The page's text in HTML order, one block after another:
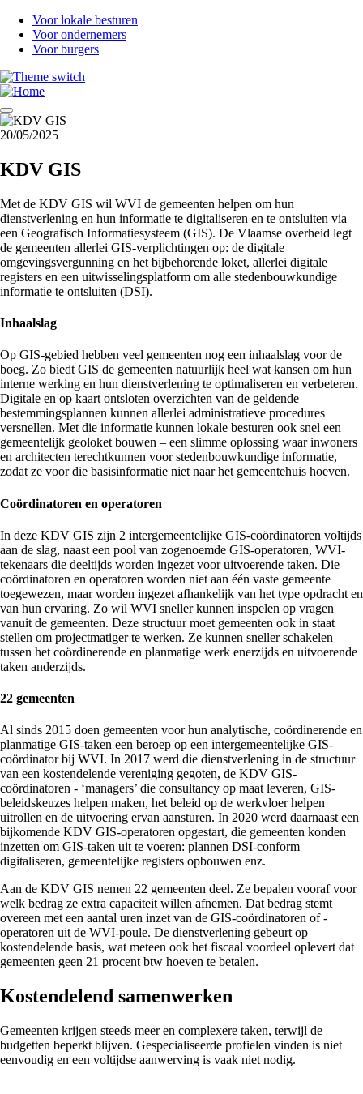
Overslaan
naar
inhoud
gaan
Voor lokale besturen
Voor ondernemers
Voor burgers
20/05/2025
KDV GIS
Met de KDV GIS wil WVI de gemeenten helpen om hun
dienstverlening en hun informatie te digitaliseren en te ontsluiten via
een Geografisch Informatiesysteem (GIS). De Vlaamse overheid legt
de gemeenten allerlei GIS-verplichtingen op: de digitale
omgevingsvergunning en het bijbehorende loket, allerlei digitale
registers en een uitwisselingsplatform om alle stedenbouwkundige
informatie te ontsluiten (DSI).
Inhaalslag
Op GIS-gebied hebben veel gemeenten nog een inhaalslag voor de
boeg. Zo biedt GIS de gemeenten natuurlijk heel wat kansen om hun
interne werking en hun dienstverlening te optimaliseren en verbeteren.
Digitale en op kaart ontsloten overzichten van de geldende
bestemmingsplannen kunnen allerlei administratieve procedures
versnellen. Met die informatie kunnen lokale besturen ook snel een
gemeentelijk geoloket bouwen – een slimme oplossing waar inwoners
en architecten terechtkunnen voor stedenbouwkundige informatie,
zodat ze voor die basisinformatie niet naar het gemeentehuis hoeven.
Coördinatoren en operatoren
In deze KDV GIS zijn 2 intergemeentelijke GIS-coördinatoren voltijds
aan de slag, naast een pool van zogenoemde GIS-operatoren, WVI-
tekenaars die deeltijds worden ingezet voor uitvoerende taken. Die
coördinatoren en operatoren worden niet aan één vaste gemeente
toegewezen, maar worden ingezet afhankelijk van het type opdracht en
van hun ervaring. Zo wil WVI sneller kunnen inspelen op vragen
vanuit de gemeenten. Deze structuur moet gemeenten ook in staat
stellen om projectmatiger te werken. Ze kunnen sneller schakelen
tussen het coördinerende en planmatige werk enerzijds en uitvoerende
taken anderzijds.
22 gemeenten
Al sinds 2015 doen gemeenten voor hun analytische, coördinerende en
planmatige GIS-taken een beroep op een intergemeentelijke GIS-
coördinator bij WVI. In 2017 werd die dienstverlening in de structuur
van een kostendelende vereniging gegoten, de KDV GIS-
coördinatoren - ‘managers’ die consultancy op maat leveren, GIS-
beleidskeuzes helpen maken, het beleid op de werkvloer helpen
uitrollen en de uitvoering ervan aansturen. In 2020 werd daarnaast een
bijkomende KDV GIS-operatoren opgestart, die gemeenten konden
inzetten om GIS-taken uit te voeren: plannen DSI-conform
digitaliseren, gemeentelijke registers opbouwen enz.
Aan de KDV GIS nemen 22 gemeenten deel. Ze bepalen vooraf voor
welk bedrag ze extra capaciteit willen afnemen. Dat bedrag stemt
overeen met een aantal uren inzet van de GIS-coördinatoren of -
operatoren uit de WVI-poule. De dienstverlening gebeurt op
kostendelende basis, wat meteen ook het fiscaal voordeel oplevert dat
gemeenten geen 21 procent btw hoeven te betalen.
Kostendelend samenwerken
Gemeenten krijgen steeds meer en complexere taken, terwijl de
budgetten beperkt blijven. Gespecialiseerde profielen vinden is niet
eenvoudig en een voltijdse aanwerving is vaak niet nodig.